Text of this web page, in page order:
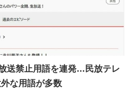
DOG JOURNAL
送禁止用語を連発…民放テレ
な用語が多数